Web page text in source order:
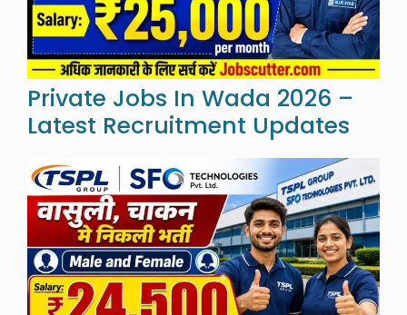
Private Jobs In Wada 2026 –
Latest Recruitment Updates